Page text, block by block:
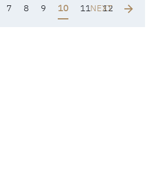
7 8 9 10 11 12
NEXT